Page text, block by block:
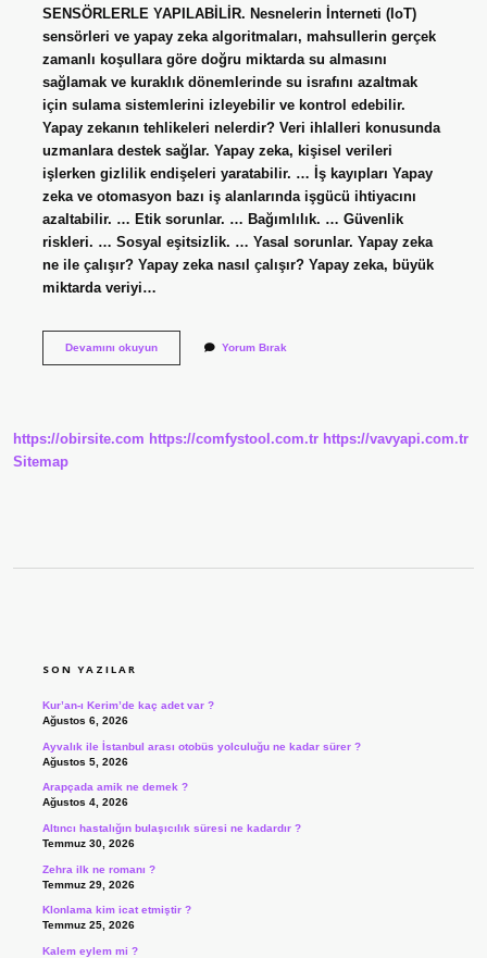
SENSÖRLERLE YAPILABİLİR. Nesnelerin İnterneti (IoT)
sensörleri ve yapay zeka algoritmaları, mahsullerin gerçek
zamanlı koşullara göre doğru miktarda su almasını
sağlamak ve kuraklık dönemlerinde su israfını azaltmak
için sulama sistemlerini izleyebilir ve kontrol edebilir.
Yapay zekanın tehlikeleri nelerdir? Veri ihlalleri konusunda
uzmanlara destek sağlar. Yapay zeka, kişisel verileri
işlerken gizlilik endişeleri yaratabilir. … İş kayıpları Yapay
zeka ve otomasyon bazı iş alanlarında işgücü ihtiyacını
azaltabilir. … Etik sorunlar. … Bağımlılık. … Güvenlik
riskleri. … Sosyal eşitsizlik. … Yasal sorunlar. Yapay zeka
ne ile çalışır? Yapay zeka nasıl çalışır? Yapay zeka, büyük
miktarda veriyi…
Devamını okuyunYapay
Yorum Bırak
https://obirsite.com https://comfystool.com.tr https://vavyapi.com.tr
Sitemap
SON YAZILAR
Kur’an-ı Kerim’de kaç adet var ?
Ağustos 6, 2026
Ayvalık ile İstanbul arası otobüs yolculuğu ne kadar sürer ?
Ağustos 5, 2026
Arapçada amik ne demek ?
Ağustos 4, 2026
Altıncı hastalığın bulaşıcılık süresi ne kadardır ?
Temmuz 30, 2026
Zehra ilk ne romanı ?
Temmuz 29, 2026
Klonlama kim icat etmiştir ?
Temmuz 25, 2026
Kalem eylem mi ?